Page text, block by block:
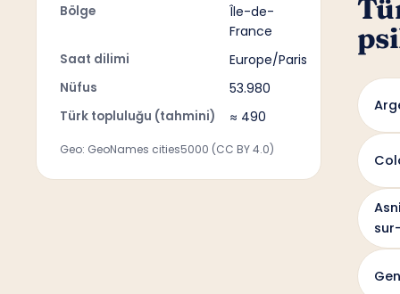
Bölge
Île-de-
France
Saat dilimi Europe/Paris
Nüfus 53.980
Türk topluluğu (tahmini) ≈ 490
Geo: GeoNames cities5000 (CC BY 4.0)